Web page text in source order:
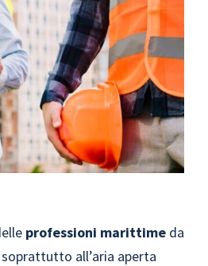
professioni marittime da
all’aria aperta